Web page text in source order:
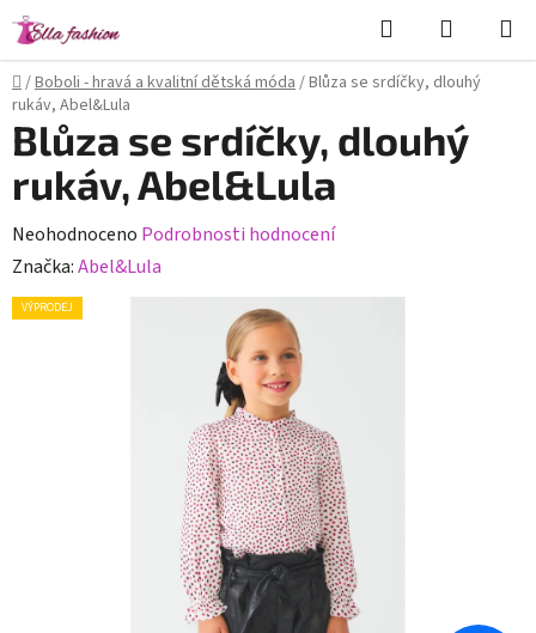
Přejít
na
obsah
Hledat
KOŠÍK
Domů
/Boboli - hravá a kvalitní dětská móda/Blůza se srdíčky, dlouhý
rukáv, Abel&Lula
Blůza se srdíčky, dlouhý
rukáv, Abel&Lula
Průměrné
hodnocení
produktu
Neohodnoceno Podrobnosti hodnocení
Značka:Abel&Lula
VÝPRODEJ